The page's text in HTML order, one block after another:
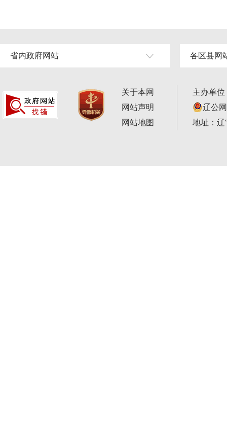
省内政府网站 各区县网
关于本网
网站声明
网站地图
主办单
辽公
地址：辽